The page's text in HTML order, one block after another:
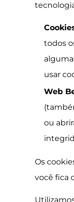
todos
usar
Web
ou
Os
você fica